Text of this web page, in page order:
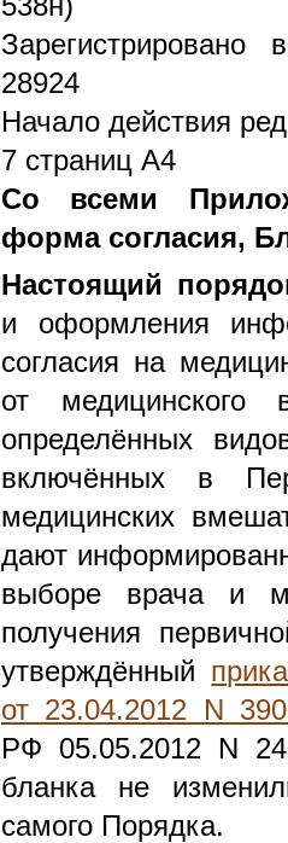
28924
Начало действия
7 страниц А4
Со всеми
форма согласия,
Настоящий
и оформления
согласия на
от медицинского
определённых
включённых в
медицинских
дают
выборе врача и
получения
утверждённый
от 23.04.2012 N
РФ 05.05.2012 N
бланка не
самого Порядка.